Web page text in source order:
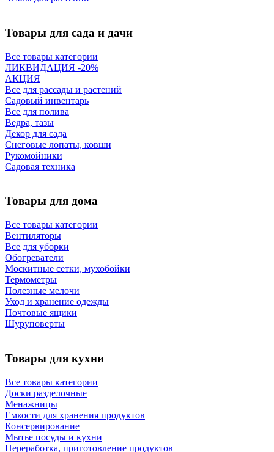
Товары для сада и дачи
Все товары категории
ЛИКВИДАЦИЯ -20%
АКЦИЯ
Все для рассады и растений
Садовый инвентарь
Все для полива
Ведра, тазы
Декор для сада
Снеговые лопаты, ковши
Рукомойники
Садовая техника
Товары для дома
Все товары категории
Вентиляторы
Все для уборки
Обогреватели
Москитные сетки, мухобойки
Термометры
Полезные мелочи
Уход и хранение одежды
Почтовые ящики
Шуруповерты
Товары для кухни
Все товары категории
Доски разделочные
Менажницы
Емкости для хранения продуктов
Консервирование
Мытье посуды и кухни
Переработка, приготовление продуктов